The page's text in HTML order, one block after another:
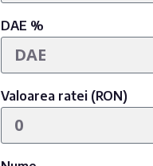
DAE %
Valoarea ratei (RON)